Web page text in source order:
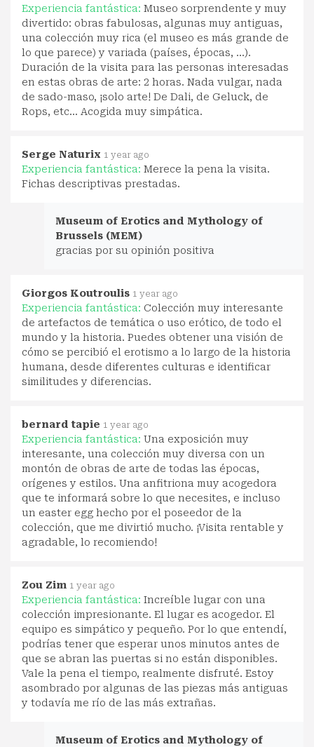
Experiencia fantástica: Museo sorprendente y muy
divertido: obras fabulosas, algunas muy antiguas,
una colección muy rica (el museo es más grande de
lo que parece) y variada (países, épocas, ...).
Duración de la visita para las personas interesadas
en estas obras de arte: 2 horas. Nada vulgar, nada
de sado-maso, ¡solo arte! De Dali, de Geluck, de
Rops, etc... Acogida muy simpática.
Serge Naturix 1 year ago
Experiencia fantástica: Merece la pena la visita.
Fichas descriptivas prestadas.
Museum of Erotics and Mythology of
Brussels (MEM)
gracias por su opinión positiva
Giorgos Koutroulis 1 year ago
Experiencia fantástica: Colección muy interesante
de artefactos de temática o uso erótico, de todo el
mundo y la historia. Puedes obtener una visión de
cómo se percibió el erotismo a lo largo de la historia
humana, desde diferentes culturas e identificar
similitudes y diferencias.
bernard tapie 1 year ago
Experiencia fantástica: Una exposición muy
interesante, una colección muy diversa con un
montón de obras de arte de todas las épocas,
orígenes y estilos. Una anfitriona muy acogedora
que te informará sobre lo que necesites, e incluso
un easter egg hecho por el poseedor de la
colección, que me divirtió mucho. ¡Visita rentable y
agradable, lo recomiendo!
Zou Zim 1 year ago
Experiencia fantástica: Increíble lugar con una
colección impresionante. El lugar es acogedor. El
equipo es simpático y pequeño. Por lo que entendí,
podrías tener que esperar unos minutos antes de
que se abran las puertas si no están disponibles.
Vale la pena el tiempo, realmente disfruté. Estoy
asombrado por algunas de las piezas más antiguas
y todavía me río de las más extrañas.
Museum of Erotics and Mythology of